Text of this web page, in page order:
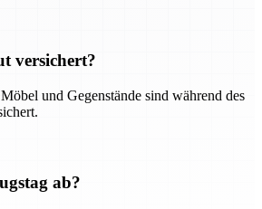
versichert?
und Gegenstände sind während des
ab?